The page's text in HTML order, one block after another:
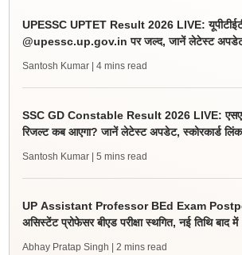
UPESSC UPTET Result 2026 LIVE:
@upessc.up.gov.in पर जल्द, जानें लेटेस्ट अपडेट,
Santosh Kumar | 4 mins read
SSC GD Constable Result 2026 LIVE:
रिजल्ट कब आएगा? जानें लेटेस्ट अपडेट, स्कोरकार्ड लिंक
Santosh Kumar | 5 mins read
UP Assistant Professor BEd Exam
असिस्टेंट प्रोफेसर बीएड परीक्षा स्थगित, नई तिथि बाद में
Abhay Pratap Singh | 2 mins read